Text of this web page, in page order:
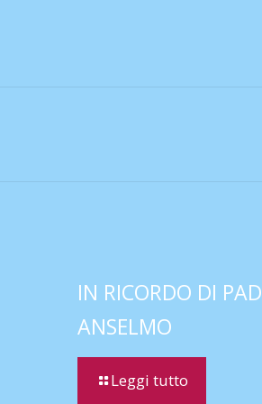
IN RICORDO DI
ANSELMO
Leggi tutto